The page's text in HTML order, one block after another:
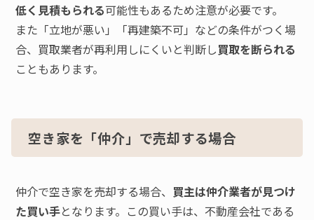
低く見積もられる可能性もあるため注意が必要です。
また「立地が悪い」「再建築不可」などの条件がつく場
合、買取業者が再利用しにくいと判断し買取を断られる
こともあります。
空き家を「仲介」で売却する場合
仲介で空き家を売却する場合、 買主は仲介業者が見つけ
た買い手となります。この買い手は、不動産会社である